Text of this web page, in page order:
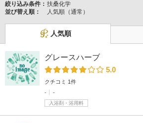
絞り込み条件： 扶桑化学
並び替え順：
人気順（通常）
人気順
グレースハーブ
5.0
クチコミ 1件
-
-
入浴剤・浴用料